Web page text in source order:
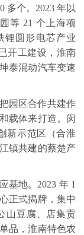
多个。 2023 年以
等 21 个上海项
锂圆形电芯产业
开工建设，淮南
泰混动汽车变速
园区合作共建作
载体来打造。闵
新示范区（合淮
镇共建的蔡楚产
基地。 2023 年1
正式揭牌，集中
山豆腐、店集贡
品，淮南特色农